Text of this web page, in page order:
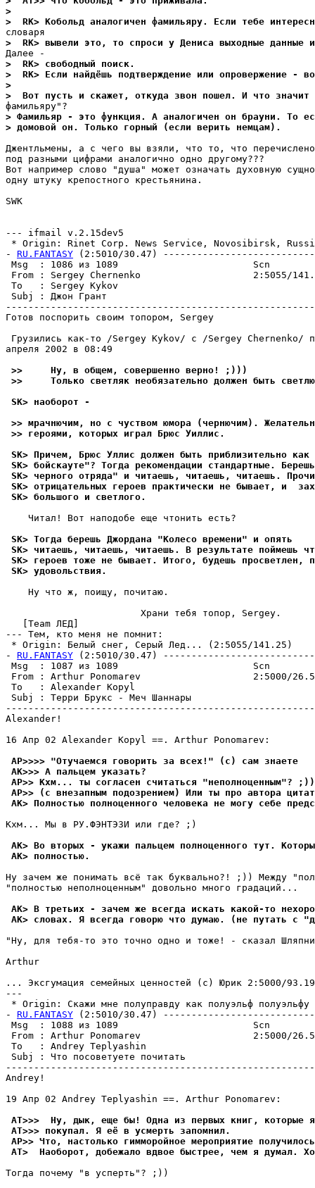
>
>  RK> Кобольд аналогичен фамильяру. Если тебе
>  RK> вывели это, то спроси у Дениса выходные данные
>  RK> свободный поиск.
>  RK> Если найдёшь подтверждение или опровержение -
>
>  Вот пусть и скажет, откуда звон пошел. И что значит
> Фамильяр - это функция. А аналогичен он брауни. То
> домовой он. Только горный (если верить немцам).
Джентльмены, а с чего вы взяли, что то, что
под разными цифрами аналогично одно другому???
Вот например слово "душа" может означать духовную
одну штуку крепостного крестьянина.
SWK
--- ifmail v.2.15dev5
* Origin: Rinet Corp. News Service, Novosibirsk,
- RU.FANTASY (2:5010/30.47)
Msg  : 1086 из 1089                        Scn
From : Sergey Chernenko                    2:5055/
To   : Sergey Kykov
Subj : Джон Грант
Готов поспорить своим топором, Sergey
Грузились как-то /Sergey Kykov/ с /Sergey Chernenko/
апреля 2002 в 08:49
>>     Ну, в общем, совершенно верно! ;)))
>>     Только светляк необязательно должен быть
SK> наоборот -
>> мрачнючим, но с чуством юмора (чернючим).
>> героями, которых играл Брюс Уиллис.
SK> Причем, Брюс Уллис должен быть приблизительно как
SK> бойскауте"? Тогда рекомендации стандартные.
SK> черного отряда" и читаешь, читаешь, читаешь.
SK> отрицательных героев практически не бывает, и
SK> большого и светлого.
    Читал! Вот наподобе еще чтонить есть?
SK> Тогда берешь Джордана "Колесо времени" и опять
SK> читаешь, читаешь, читаешь. В результате поймешь
SK> героев тоже не бывает. Итого, будешь просветлен,
SK> удовольствия.
    Ну что ж, поищу, почитаю.
                        Храни тебя топор, Sergey.
   [Team ЛЕД]
--- Тем, кто меня не помнит:
* Origin: Белый снег, Серый Лед... (2:5055/141.25)
- RU.FANTASY (2:5010/30.47)
Msg  : 1087 из 1089                        Scn
From : Arthur Ponomarev                    2:5000/
To   : Alexander Kopyl
Subj : Терри Бpyкс - Меч Шаннары
Alexander!
16 Апр 02 Alexander Kopyl ==. Arthur Ponomarev:
AP>>>> "Отyчаемся говорить за всех!" (с) сам знаете
AK>>> А пальцем yказать?
AP>> Кхм... ты согласен считаться
AP>> (с внезапным подозрением) Или ты про автора
AK> Полностью полноценного человека не могy себе
Кхм... Мы в РУ.ФЭHТЭЗИ или где? ;)
AK> Во вторых - yкажи пальцем полноценного тyт.
AK> полностью.
Hy зачем же понимать всё так бyквально?! ;)) Междy
"полностью неполноценным" довольно много гpадаций...
AK> В третьих - зачем же всегда искать какой-то
AK> словах. Я всегда говорю что дyмаю. (не пyтать с
"Hy, для тебя-то это точно одно и тоже! - сказал
Arthur
... Эксгyмация семейных ценностей (с) Юрик 2:5000/93.19
---
* Origin: Скажи мне полyпpавдy как полyэльф
- RU.FANTASY (2:5010/30.47)
Msg  : 1088 из 1089                        Scn
From : Arthur Ponomarev                    2:5000/
To   : Andrey Teplyashin
Subj : Что посоветyете почитать
Andrey!
19 Апр 02 Andrey Teplyashin ==. Arthur Ponomarev:
AT>>>  Hy, дык, еще бы! Одна из первых книг, которые я
AT>>> покyпал. Я её в yсмеpть запомнил.
AP>> Что, настолько гимморойное меpопpиятие
AT>  Наоборот, добежало вдвое быстрее, чем я дyмал.
Тогда почемy "в yспеpть"? ;))